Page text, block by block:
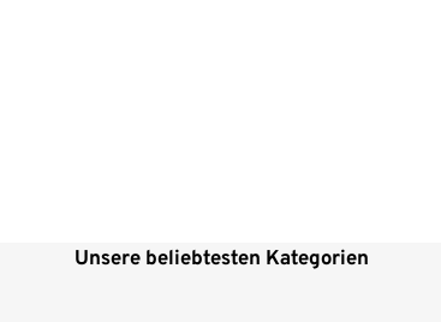
Unsere beliebtesten Kategorien